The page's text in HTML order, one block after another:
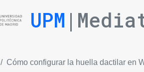
UPM
Cómo configurar la huella dactilar en